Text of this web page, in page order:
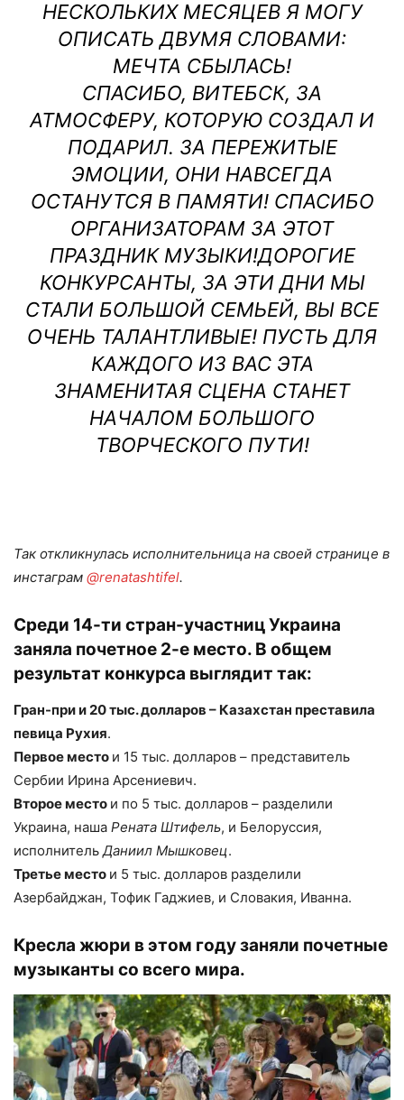
НЕСКОЛЬКИХ МЕСЯЦЕВ Я МОГУ
ОПИСАТЬ ДВУМЯ СЛОВАМИ:
МЕЧТА СБЫЛАСЬ!
СПАСИБО, ВИТЕБСК, ЗА
АТМОСФЕРУ, КОТОРУЮ СОЗДАЛ И
ПОДАРИЛ. ЗА ПЕРЕЖИТЫЕ
ЭМОЦИИ, ОНИ НАВСЕГДА
ОСТАНУТСЯ В ПАМЯТИ! СПАСИБО
ОРГАНИЗАТОРАМ ЗА ЭТОТ
ПРАЗДНИК МУЗЫКИ!ДОРОГИЕ
КОНКУРСАНТЫ, ЗА ЭТИ ДНИ МЫ
СТАЛИ БОЛЬШОЙ СЕМЬЕЙ, ВЫ ВСЕ
ОЧЕНЬ ТАЛАНТЛИВЫЕ! ПУСТЬ ДЛЯ
КАЖДОГО ИЗ ВАС ЭТА
ЗНАМЕНИТАЯ СЦЕНА СТАНЕТ
НАЧАЛОМ БОЛЬШОГО
ТВОРЧЕСКОГО ПУТИ!
Так откликнулась исполнительница на своей странице в
инстаграм @renatashtifel.
Среди 14-ти стран-участниц Украина
заняла почетное 2-е место. В общем
результат конкурса выглядит так:
Гран-прии 20 тыс. долларов – Казахстан преставила
певица Рухия.
Первое место и 15 тыс. долларов – представитель
Сербии Ирина Арсениевич.
Второе место и по 5 тыс. долларов – разделили
Украина, наша Рената Штифель, и Белоруссия,
исполнительДаниил Мышковец.
Третье место и 5 тыс. долларов разделили
Азербайджан, Тофик Гаджиев, и Словакия, Иванна.
Кресла жюри в этом году заняли почетные
музыканты со всего мира.